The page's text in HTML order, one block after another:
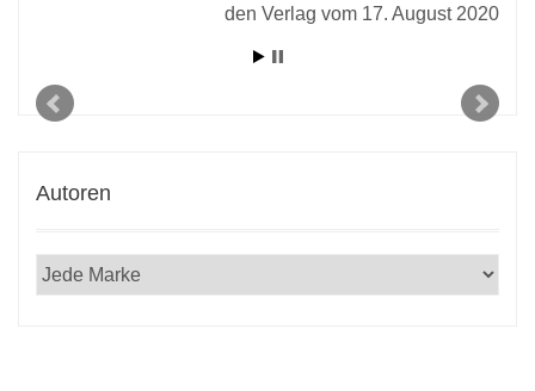
den Verlag vom 17. August 2020
Autoren